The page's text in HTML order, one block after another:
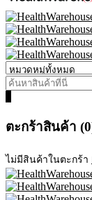
ตะกร้าสินค้า
ไม่มีสินค้าในตะกร้า